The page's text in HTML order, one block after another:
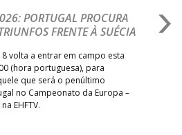
PORTUGAL PROCURA
FRENTE À SUÉCIA
volta a entrar em campo esta
(hora portuguesa), para
que será o penúltimo
no Campeonato da Europa –
EHFTV.